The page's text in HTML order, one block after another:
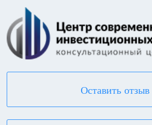
Оставить отзыв